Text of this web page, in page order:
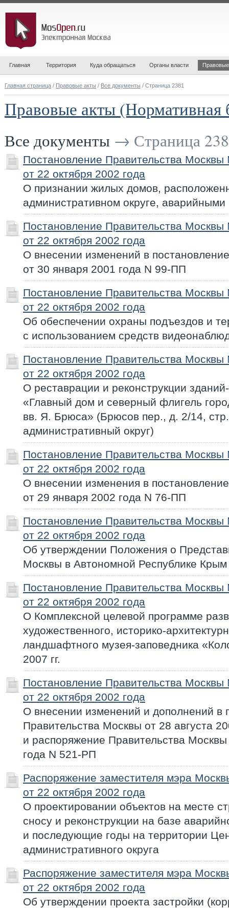
Главная Территория Куда обращаться Органы власти
Главная страница / Правовые акты / Все документы / Страница 2381
Правовые акты (Нормативная
Все документы → Страница
Постановление Правительства
от 22 октября 2002 года
О признании жилых домов,
административном округе, аварийными
Постановление Правительства
от 22 октября 2002 года
О внесении изменений в
от 30 января 2001 года N 99-ПП
Постановление Правительства
от 22 октября 2002 года
Об обеспечении охраны подъездов и
с использованием средств
Постановление Правительства
от 22 октября 2002 года
О реставрации и реконструкции
«Главный дом и северный флигель
вв. Я. Брюса» (Брюсов пер., д. 2/14,
административный округ)
Постановление Правительства
от 22 октября 2002 года
О внесении изменения в
от 29 января 2002 года N 76-ПП
Постановление Правительства
от 22 октября 2002 года
Об утверждении Положения о
Москвы в Автономной Республике Крым
Постановление Правительства
от 22 октября 2002 года
О Комплексной целевой программе
художественного, историко-
ландшафтного музея-заповедника
2007 гг.
Постановление Правительства
от 22 октября 2002 года
О внесении изменений и дополнений в
Правительства Москвы от 28 августа
и распоряжение Правительства
года N 521-РП
Распоряжение заместителя мэра
от 22 октября 2002 года
О проектировании объектов на месте
сносу и реконструкции на базе
и последующие годы на территории
административного округа
Распоряжение заместителя мэра
от 22 октября 2002 года
Об утверждении проекта застройки